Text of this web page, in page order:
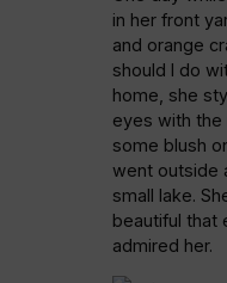
in her front
and orange
should I do
home, she
eyes with the
some blush
went outside
small lake.
beautiful that
admired her.